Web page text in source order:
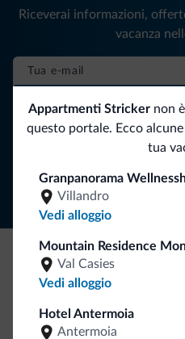
Appartmenti Stricker non
questo portale. Ecco
tua
Granpanorama
Villandro
Vedi alloggio
Mountain Residence
Val Casies
Vedi alloggio
Hotel Antermoia
Antermoia
Segui
Riceverai informazioni,
vacanza
Be Original, scopri la
Dolomiti.it!